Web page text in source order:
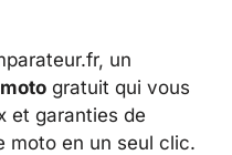
un
gratuit qui vous
et garanties de
moto en un seul clic.